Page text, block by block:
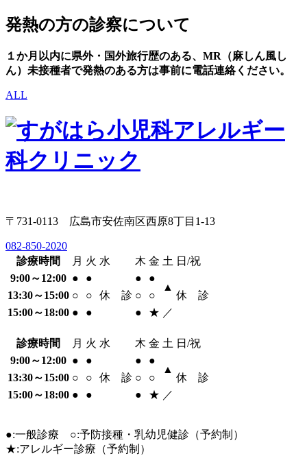
発熱の方の診察について
１か月以内に県外・国外旅行歴のある、MR（麻しん風し
ん）未接種者で発熱のある方は事前に電話連絡ください。
ALL
〒731-0113 広島市安佐南区西原8丁目1-13
082-850-2020
診療時間
月 火 水 木 金 土 日/祝
9:00～12:00 ●
●
休 診
● ●
▲
休 診
13:30～15:00 ○ ○ ○
○
15:00～18:00 ● ● ● ★ ／
診療時間 月 火 水 木 金 土 日/祝
9:00～12:00 ●
●
休 診
● ●
▲
休 診
13:30～15:00 ○ ○ ○
○
15:00～18:00 ● ● ● ★ ／
●:一般診療 ○:予防接種・乳幼児健診（予約制）
★:アレルギー診療（予約制）